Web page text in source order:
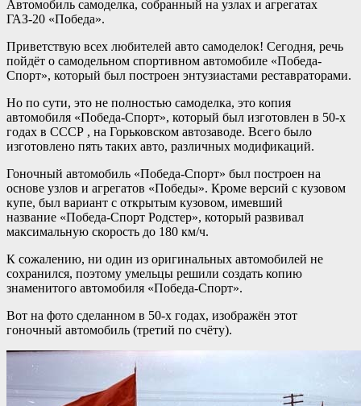
Автомобиль самоделка, собранный на узлах и агрегатах
ГАЗ-20 «Победа».
Приветствую всех любителей авто самоделок! Сегодня, речь
пойдёт о самодельном спортивном автомобиле «Победа-
Спорт», который был построен энтузиастами реставраторами.
Но по сути, это не полностью самоделка, это копия
автомобиля «Победа-Спорт», который был изготовлен в 50-х
годах в СССР , на Горьковском автозаводе. Всего было
изготовлено пять таких авто, различных модификаций.
Гоночный автомобиль «Победа-Спорт» был построен на
основе узлов и агрегатов «Победы». Кроме версий с кузовом
купе, был вариант с открытым кузовом, имевший
название «Победа-Спорт Родстер», который развивал
максимальную скорость до 180 км/ч.
К сожалению, ни один из оригинальных автомобилей не
сохранился, поэтому умельцы решили создать копию
знаменитого автомобиля «Победа-Спорт».
Вот на фото сделанном в 50-х годах, изображён этот
гоночный автомобиль (третий по счёту).